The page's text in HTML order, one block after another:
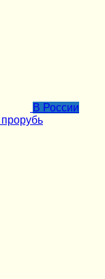
В России